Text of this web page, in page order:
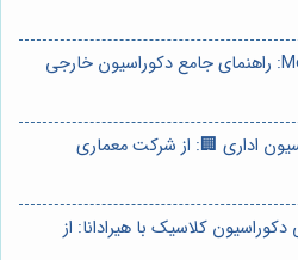
⭐️ ترموود Menzo Wood: راهنمای جامع دکوراسیون خارجی
اداری 🏢: از شرکت معماری
کلاسیک با هیرادانا: از